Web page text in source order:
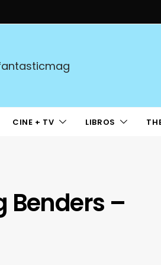
CINE + TV LIBROS
Benders –